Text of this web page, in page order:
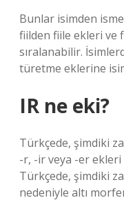
Bunlar isimden
fiilden fiile ekleri ve
sıralanabilir.
türetme eklerine
IR ne eki?
Türkçede, şimdiki
-r, -ir veya -er
Türkçede, şimdiki
nedeniyle altı